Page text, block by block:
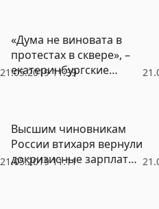
21.05.2019 11:39
«Дума не виновата в
протестах в сквере», –
екатеринбургские
21.05.2019 11:11
Высшим чиновникам
России втихаря вернули
докризисные зарплаты,